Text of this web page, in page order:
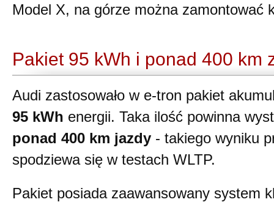
Model X, na górze można zamontować
Pakiet 95 kWh i ponad 400 km
Audi zastosowało w e-tron pakiet
95 kWh energii. Taka ilość powinna
ponad 400 km jazdy - takiego wyniku
spodziewa się w testach WLTP.
Pakiet posiada zaawansowany system